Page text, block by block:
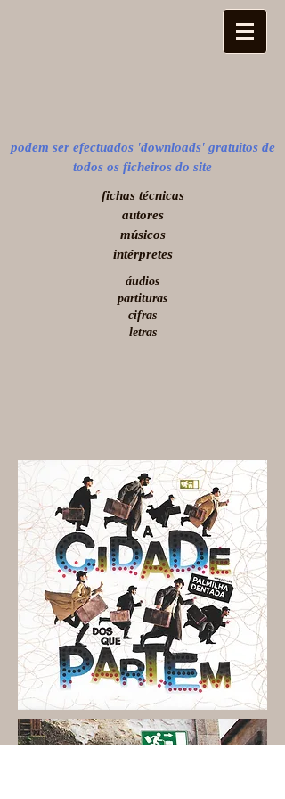
podem ser efectuados 'downloads' gratuitos de
todos os ficheiros do site
​fichas técnicas
autores
músicos
intérpretes
áudios
partituras
cifras
letras